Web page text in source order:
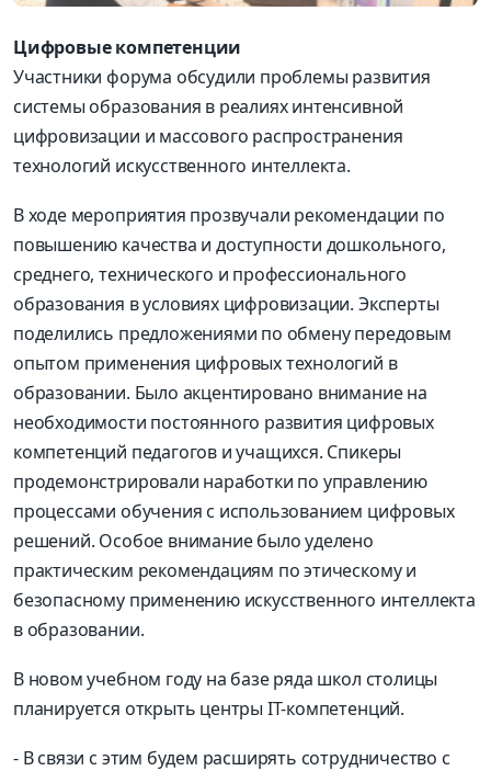
Цифровые компетенции
Участники форума обсудили проблемы развития
системы образования в реалиях интенсивной
цифровизации и массового распространения
технологий искусственного интеллекта.
В ходе мероприятия прозвучали рекомендации по
повышению качества и доступности дошкольного,
среднего, технического и профессионального
образования в условиях цифровизации. Эксперты
поделились предложениями по обмену передовым
опытом применения цифровых технологий в
образовании. Было акцентировано внимание на
необходимости постоянного развития цифровых
компетенций педагогов и учащихся. Спикеры
продемонстрировали наработки по управлению
процессами обучения с использованием цифровых
решений. Особое внимание было уделено
практическим рекомендациям по этическому и
безопасному применению искусственного интеллекта
в образовании.
В новом учебном году на базе ряда школ столицы
планируется открыть центры IT-компетенций.
- В связи с этим будем расширять сотрудничество с